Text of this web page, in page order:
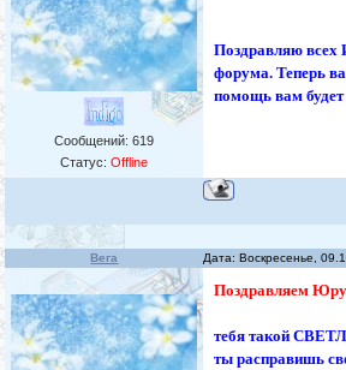
Сообщений:619
Статус:Offline
Поздравляю всех
форума. Теперь
помощь вам
Вега Дата: Воскресенье,
Поздравляем
тебя такой
ты расправишь